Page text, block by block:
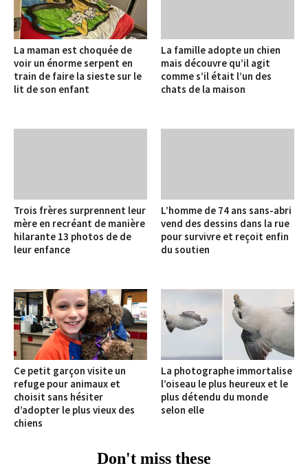
La maman est choquée de
voir un énorme serpent en
train de faire la sieste sur le
lit de son enfant
La famille adopte un chien
mais découvre qu’il agit
comme s’il était l’un des
chats de la maison
Trois frères surprennent leur
mère en recréant de manière
hilarante 13 photos de de
leur enfance
L’homme de 74 ans sans-abri
vend des dessins dans la rue
pour survivre et reçoit enfin
du soutien
Ce petit garçon visite un
refuge pour animaux et
choisit sans hésiter
d’adopter le plus vieux des
chiens
La photographe immortalise
l’oiseau le plus heureux et le
plus détendu du monde
selon elle
Don't miss these